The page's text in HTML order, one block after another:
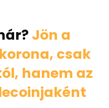
Jön a
csak
hanem az